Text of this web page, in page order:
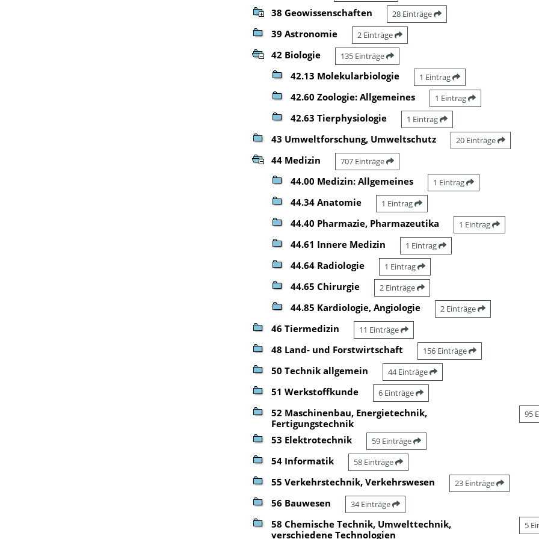
38 Geowissenschaften 28 Einträge
39 Astronomie 2 Einträge
42 Biologie 135 Einträge
42.13 Molekularbiologie 1 Eintrag
42.60 Zoologie: Allgemeines 1 Eintrag
42.63 Tierphysiologie 1 Eintrag
43 Umweltforschung, Umweltschutz 20 Einträge
44 Medizin 707 Einträge
44.00 Medizin: Allgemeines 1 Eintrag
44.34 Anatomie 1 Eintrag
44.40 Pharmazie, Pharmazeutika 1 Eintrag
44.61 Innere Medizin 1 Eintrag
44.64 Radiologie 1 Eintrag
44.65 Chirurgie 2 Einträge
44.85 Kardiologie, Angiologie 2 Einträge
46 Tiermedizin 11 Einträge
48 Land- und Forstwirtschaft 156 Einträge
50 Technik allgemein 44 Einträge
51 Werkstoffkunde 6 Einträge
52 Maschinenbau, Energietechnik,
Fertigungstechnik
95
53 Elektrotechnik 59 Einträge
54 Informatik 58 Einträge
55 Verkehrstechnik, Verkehrswesen 23 Einträge
56 Bauwesen 34 Einträge
58 Chemische Technik, Umwelttechnik,
verschiedene Technologien
5